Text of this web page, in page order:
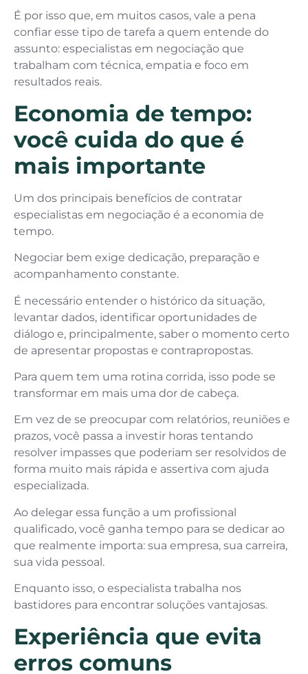
É por isso que, em muitos casos, vale a pena
confiar esse tipo de tarefa a quem entende do
assunto: especialistas em negociação que
trabalham com técnica, empatia e foco em
resultados reais.
Economia de tempo:
você cuida do que é
mais importante
Um dos principais benefícios de contratar
especialistas em negociação é a economia de
tempo.
Negociar bem exige dedicação, preparação e
acompanhamento constante.
É necessário entender o histórico da situação,
levantar dados, identificar oportunidades de
diálogo e, principalmente, saber o momento certo
de apresentar propostas e contrapropostas.
Para quem tem uma rotina corrida, isso pode se
transformar em mais uma dor de cabeça.
Em vez de se preocupar com relatórios, reuniões e
prazos, você passa a investir horas tentando
resolver impasses que poderiam ser resolvidos de
forma muito mais rápida e assertiva com ajuda
especializada.
Ao delegar essa função a um profissional
qualificado, você ganha tempo para se dedicar ao
que realmente importa: sua empresa, sua carreira,
sua vida pessoal.
Enquanto isso, o especialista trabalha nos
bastidores para encontrar soluções vantajosas.
Experiência que evita
erros comuns